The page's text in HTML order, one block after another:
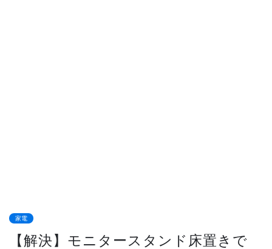
家電
【解決】モニタースタンド床置きで